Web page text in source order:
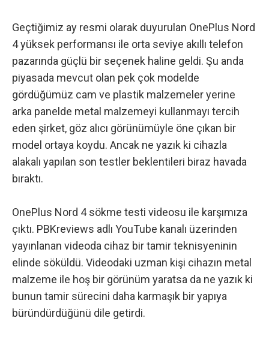
Geçtiğimiz ay resmi olarak duyurulan OnePlus Nord
4 yüksek performansı ile orta seviye akıllı telefon
pazarında güçlü bir seçenek haline geldi. Şu anda
piyasada mevcut olan pek çok modelde
gördüğümüz cam ve plastik malzemeler yerine
arka panelde metal malzemeyi kullanmayı tercih
eden şirket, göz alıcı görünümüyle öne çıkan bir
model ortaya koydu. Ancak ne yazık ki cihazla
alakalı yapılan son testler beklentileri biraz havada
bıraktı.
OnePlus Nord 4 sökme testi videosu ile karşımıza
çıktı. PBKreviews adlı YouTube kanalı üzerinden
yayınlanan videoda cihaz bir tamir teknisyeninin
elinde söküldü. Videodaki uzman kişi cihazın metal
malzeme ile hoş bir görünüm yaratsa da ne yazık ki
bunun tamir sürecini daha karmaşık bir yapıya
büründürdüğünü dile getirdi.